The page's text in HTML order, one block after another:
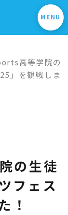
MENU
高等学院の
」を観戦しま
の生徒
フェス
！